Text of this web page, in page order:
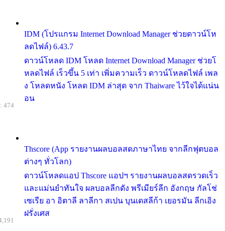
IDM (โปรแกรม Internet Download Manager ช่วยดาวน์โห
ลดไฟล์) 6.43.7
ดาวน์โหลด IDM โหลด Internet Download Manager ช่วยโ
หลดไฟล์ เร็วขึ้น 5 เท่า เพิ่มความเร็ว ดาวน์โหลดไฟล์ เพล
ง โหลดหนัง โหลด IDM ล่าสุด จาก Thaiware ไว้ใจได้แน่น
อน
Thscore (App รายงานผลบอลสดภาษาไทย จากลีกฟุตบอล
ต่างๆ ทั่วโลก)
ดาวน์โหลดแอป Thscore แอปฯ รายงานผลบอลสดรวดเร็ว
และแม่นยำทันใจ ผลบอลลีกดัง พรีเมียร์ลีก อังกฤษ กัลโช่
เซเรีย อา อิตาลี ลาลีกา สเปน บุนเดสลีก้า เยอรมัน ลีกเอิง
ฝรั่งเศส
474